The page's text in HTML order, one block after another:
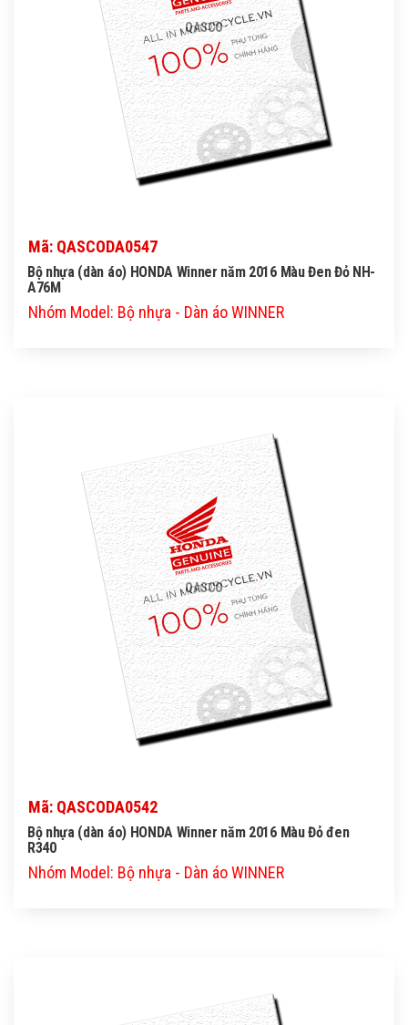
QASCO
Mã: QASCODA0547
Bộ nhựa (dàn áo) HONDA Winner năm 2016 Màu Đen Đỏ NH-
A76M
Nhóm Model: Bộ nhựa - Dàn áo WINNER
QASCO
Mã: QASCODA0542
Bộ nhựa (dàn áo) HONDA Winner năm 2016 Màu Đỏ đen
R340
Nhóm Model: Bộ nhựa - Dàn áo WINNER